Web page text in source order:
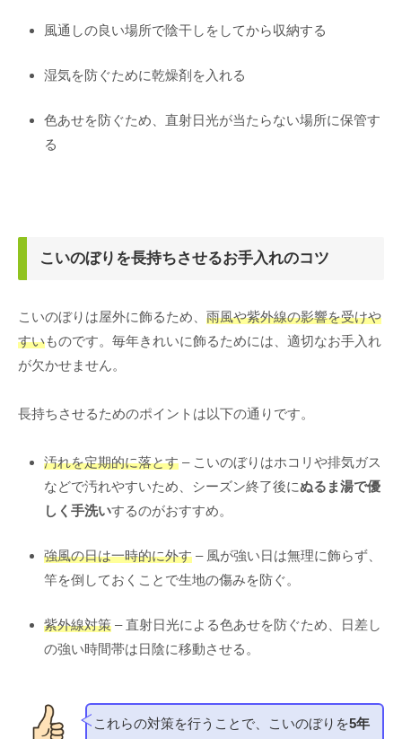
風通しの良い場所で陰干しをしてから収納する
湿気を防ぐために乾燥剤を入れる
色あせを防ぐため、直射日光が当たらない場所に保管す
る
こいのぼりを長持ちさせるお手入れのコツ
こいのぼりは屋外に飾るため、 雨風や紫外線の影響を受けや
すいものです。毎年きれいに飾るためには、適切なお手入れ
が欠かせません。
長持ちさせるためのポイントは以下の通りです。
汚れを定期的に落とす – こいのぼりはホコリや排気ガス
などで汚れやすいため、シーズン終了後にぬるま湯で優
しく手洗いするのがおすすめ。
強風の日は一時的に外す – 風が強い日は無理に飾らず、
竿を倒しておくことで生地の傷みを防ぐ。
紫外線対策 – 直射日光による色あせを防ぐため、日差し
の強い時間帯は日陰に移動させる。
これらの対策を行うことで、こいのぼりを5年